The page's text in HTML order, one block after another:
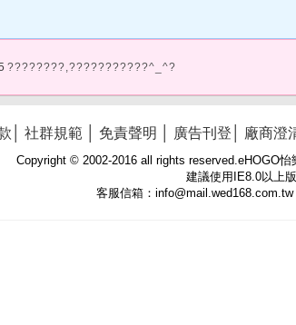
????????,???????????^_^?
社群規範 免責聲明 廣告刊登 廠商澄
Copyright © 2002-2016 all rights reserved.eHOGO
建議使用IE8.0以上
客服信箱：